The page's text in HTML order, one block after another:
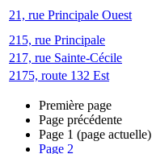
21, rue Principale Ouest
215, rue Principale
217, rue Sainte-Cécile
2175, route 132 Est
Première page
Page précédente
Page 1 (page actuelle)
Page 2